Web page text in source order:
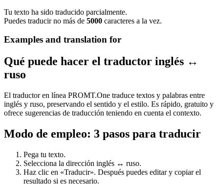
Tu texto ha sido traducido parcialmente.
Puedes traducir no más de 5000 caracteres a la vez.
Examples and translation for
Qué puede hacer el traductor inglés ↔
ruso
El traductor en línea PROMT.One traduce textos y palabras entre
inglés y ruso, preservando el sentido y el estilo. Es rápido, gratuito y
ofrece sugerencias de traducción teniendo en cuenta el contexto.
Modo de empleo: 3 pasos para traducir
Pega tu texto.
Selecciona la dirección inglés ↔ ruso.
Haz clic en «Traducir». Después puedes editar y copiar el
resultado si es necesario.